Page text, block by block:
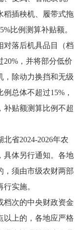
稻插秧机、履带式拖
比例测算补贴额。
对落后机具品目（档
，并将部分低价
，除动力换挡和无级
总体不超过15%，
补贴额测算比例不超
省2024-2026年农
具体另行通知。各地
，须由市级农财两部
实施。
档次的中央财政资金
以上的，各地应严格